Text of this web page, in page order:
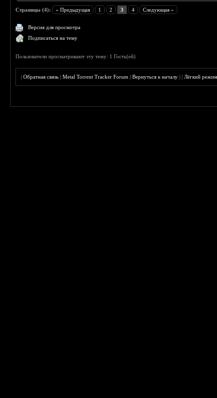
Страницы (4): « Предыдущая 1 2 3 4 Следующая »
Версия для просмотра
Подписаться на тему
Пользователи просматривают эту тему: 1 Гость(ей)
|Обратная связь |Metal Torrent Tracker Forum |Вернуться к началу ||Лёгкий